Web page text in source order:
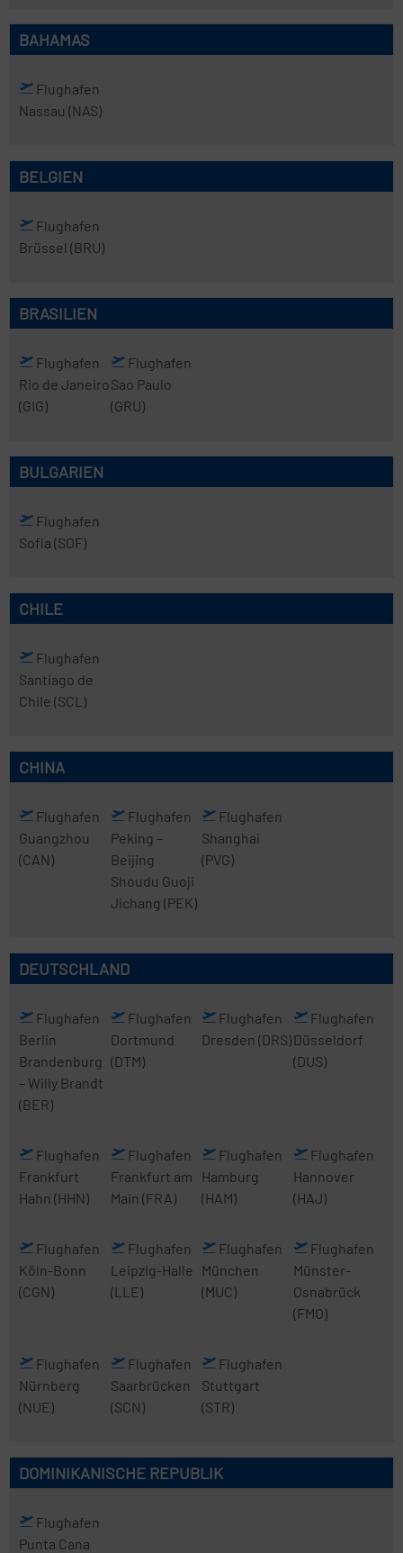
BAHAMAS
Flughafen
Nassau (NAS)
BELGIEN
Flughafen
Brüssel (BRU)
BRASILIEN
Flughafen
Rio de Janeiro
(GIG)
Flughafen
Sao Paulo
(GRU)
BULGARIEN
Flughafen
Sofia (SOF)
CHILE
Flughafen
Santiago de
Chile (SCL)
CHINA
Flughafen
Guangzhou
(CAN)
Flughafen
Peking –
Beijing
Shoudu Guoji
Jichang (PEK)
Flughafen
Shanghai
(PVG)
DEUTSCHLAND
Flughafen
Berlin
Brandenburg
– Willy Brandt
(BER)
Flughafen
Dortmund
(DTM)
Flughafen
Dresden (DRS)
Flughafen
Düsseldorf
(DUS)
Flughafen
Frankfurt
Hahn (HHN)
Flughafen
Frankfurt am
Main (FRA)
Flughafen
Hamburg
(HAM)
Flughafen
Hannover
(HAJ)
Flughafen
Köln-Bonn
(CGN)
Flughafen
Leipzig-Halle
(LLE)
Flughafen
München
(MUC)
Flughafen
Münster-
Osnabrück
(FMO)
Flughafen
Nürnberg
(NUE)
Flughafen
Saarbrücken
(SCN)
Flughafen
Stuttgart
(STR)
DOMINIKANISCHE REPUBLIK
Flughafen
Punta Cana